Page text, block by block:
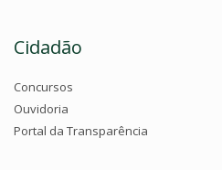
Cidadão
Concursos
Ouvidoria
Portal da Transparência